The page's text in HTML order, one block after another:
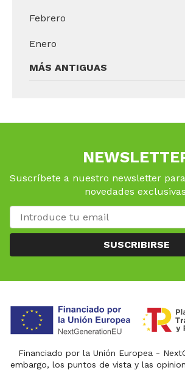
Febrero
Enero
MÁS ANTIGUAS
Suscríbete a nuestro newsletter
novedades
SUSCRIBIRSE
Financiado por la Unión Europea -
embargo, los puntos de vista y las